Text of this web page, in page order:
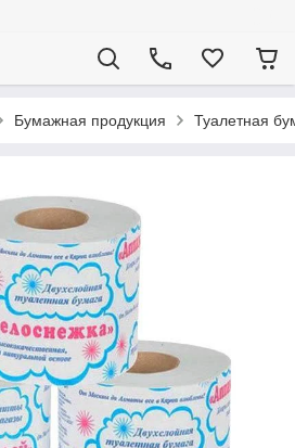
Бумажная продукция Туалетная